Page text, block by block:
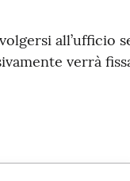
all’ufficio
verrà